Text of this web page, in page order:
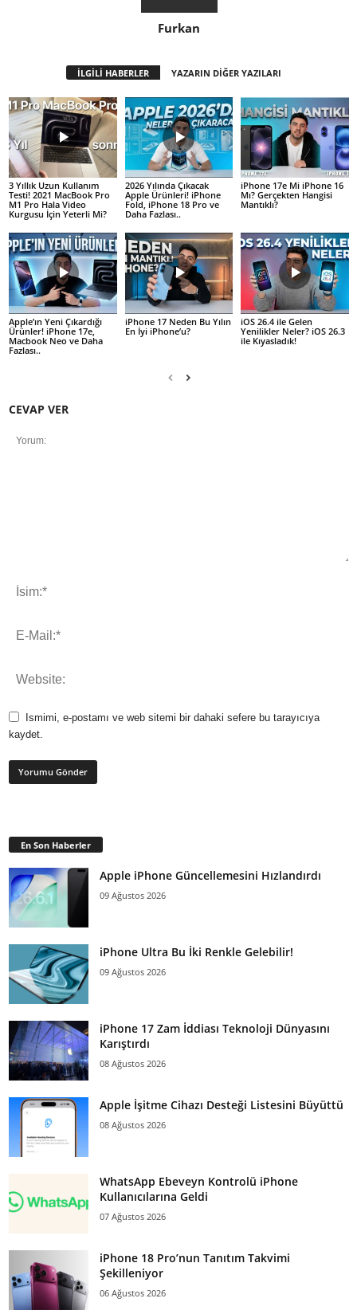
Furkan
İLGİLİ HABERLER YAZARIN DİĞER YAZILARI
3 Yıllık Uzun Kullanım
Testi! 2021 MacBook Pro
M1 Pro Hala Video
Kurgusu İçin Yeterli Mi?
2026 Yılında Çıkacak
Apple Ürünleri! iPhone
Fold, iPhone 18 Pro ve
Daha Fazlası..
iPhone 17e Mi iPhone 16
Mı? Gerçekten Hangisi
Mantıklı?
Apple’ın Yeni Çıkardığı
Ürünler! iPhone 17e,
Macbook Neo ve Daha
Fazlası..
iPhone 17 Neden Bu Yılın
En İyi iPhone’u?
iOS 26.4 ile Gelen
Yenilikler Neler? iOS 26.3
ile Kıyasladık!
CEVAP VER
Ismimi, e-postamı ve web sitemi bir dahaki sefere bu tarayıcıya
kaydet.
En Son Haberler
Apple iPhone Güncellemesini Hızlandırdı
09 Ağustos 2026
iPhone Ultra Bu İki Renkle Gelebilir!
09 Ağustos 2026
iPhone 17 Zam İddiası Teknoloji Dünyasını
Karıştırdı
08 Ağustos 2026
Apple İşitme Cihazı Desteği Listesini Büyüttü
08 Ağustos 2026
WhatsApp Ebeveyn Kontrolü iPhone
Kullanıcılarına Geldi
07 Ağustos 2026
iPhone 18 Pro’nun Tanıtım Takvimi
Şekilleniyor
06 Ağustos 2026